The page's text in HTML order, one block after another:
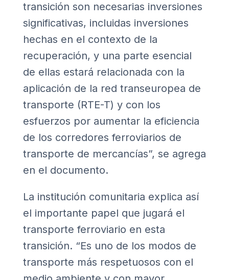
transición son necesarias inversiones
significativas, incluidas inversiones
hechas en el contexto de la
recuperación, y una parte esencial
de ellas estará relacionada con la
aplicación de la red transeuropea de
transporte (RTE-T) y con los
esfuerzos por aumentar la eficiencia
de los corredores ferroviarios de
transporte de mercancías”, se agrega
en el documento.
La institución comunitaria explica así
el importante papel que jugará el
transporte ferroviario en esta
transición. “Es uno de los modos de
transporte más respetuosos con el